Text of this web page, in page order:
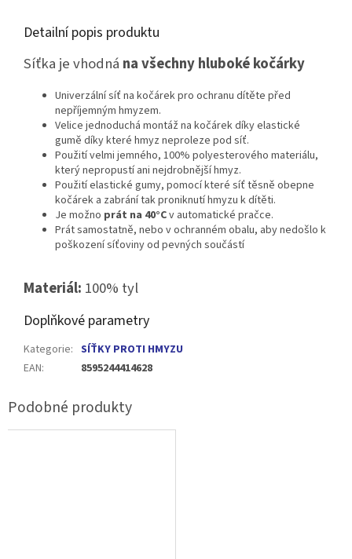
Detailní popis produktu
Síťka je vhodná na všechny hluboké kočárky
Univerzální síť na kočárek pro ochranu dítěte před
nepříjemným hmyzem.
Velice jednoduchá montáž na kočárek díky elastické
gumě díky které hmyz neproleze pod síť.
Použití velmi jemného, 100% polyesterového materiálu,
který nepropustí ani nejdrobnější hmyz.
Použití elastické gumy, pomocí které síť těsně obepne
kočárek a zabrání tak proniknutí hmyzu k dítěti.
Je možno prát na 40°Cv automatické pračce.
Prát samostatně, nebo v ochranném obalu, aby nedošlo k
poškození síťoviny od pevných součástí
Materiál: 100% tyl
Doplňkové parametry
Kategorie: SÍŤKY PROTI HMYZU
EAN: 8595244414628